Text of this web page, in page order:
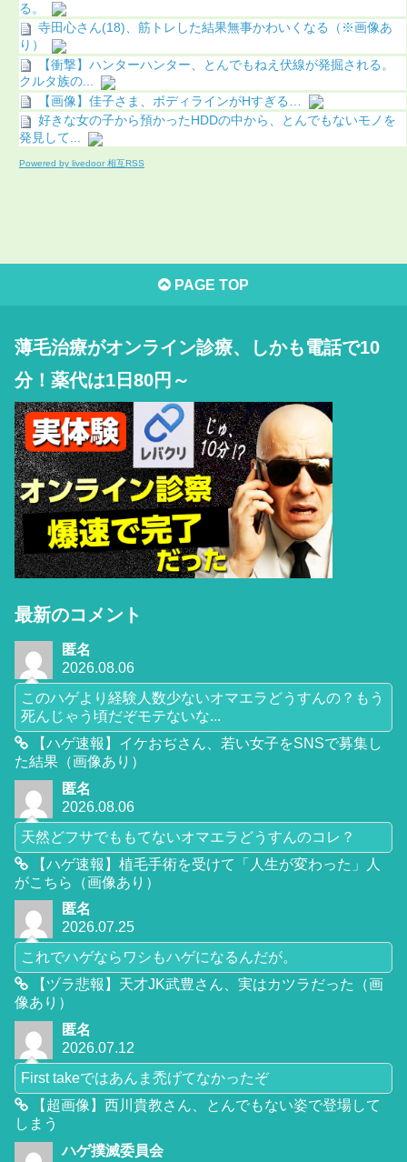
る。
寺田心さん(18)、筋トレした結果無事かわいくなる（※画像あ
り）
【衝撃】ハンターハンター、とんでもねえ伏線が発掘される。
クルタ族の...
【画像】佳子さま、ボディラインがHすぎる…
好きな女の子から預かったHDDの中から、とんでもないモノを
発見して...
Powered by livedoor 相互RSS
PAGE TOP
薄毛治療がオンライン診療、しかも電話で10
分！薬代は1日80円～
最新のコメント
匿名
2026.08.06
このハゲより経験人数少ないオマエラどうすんの？もう
死んじゃう頃だぞモテないな...
【ハゲ速報】イケおぢさん、若い女子をSNSで募集し
た結果（画像あり）
匿名
2026.08.06
天然どフサでももてないオマエラどうすんのコレ？
【ハゲ速報】植毛手術を受けて「人生が変わった」人
がこちら（画像あり）
匿名
2026.07.25
これでハゲならワシもハゲになるんだが。
【ヅラ悲報】天才JK武豊さん、実はカツラだった（画
像あり）
匿名
2026.07.12
First takeではあんま禿げてなかったぞ
【超画像】西川貴教さん、とんでもない姿で登場して
しまう
ハゲ撲滅委員会